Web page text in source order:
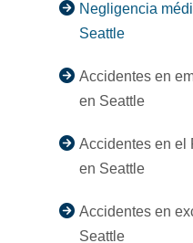
Negligencia
Seattle
Accidentes en
en Seattle
Accidentes en el
en Seattle
Accidentes en
Seattle